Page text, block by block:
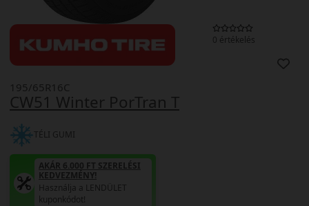
0 értékelés
CW51 Winter PorTran T
195/65R16C
TÉLI GUMI
AKÁR 6.000 FT SZERELÉSI
KEDVEZMÉNY!
Használja a LENDÜLET
kuponkódot!